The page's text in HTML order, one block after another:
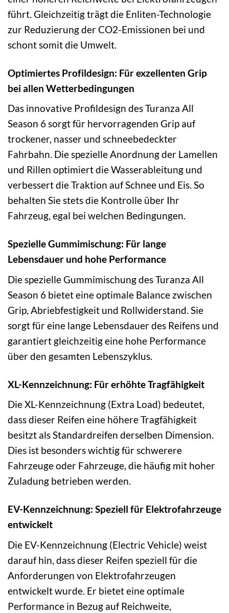
führt. Gleichzeitig trägt die Enliten-Technologie
zur Reduzierung der CO2-Emissionen bei und
schont somit die Umwelt.
Optimiertes Profildesign: Für exzellenten Grip
bei allen Wetterbedingungen
Das innovative Profildesign des Turanza All
Season 6 sorgt für hervorragenden Grip auf
trockener, nasser und schneebedeckter
Fahrbahn. Die spezielle Anordnung der Lamellen
und Rillen optimiert die Wasserableitung und
verbessert die Traktion auf Schnee und Eis. So
behalten Sie stets die Kontrolle über Ihr
Fahrzeug, egal bei welchen Bedingungen.
Spezielle Gummimischung: Für lange
Lebensdauer und hohe Performance
Die spezielle Gummimischung des Turanza All
Season 6 bietet eine optimale Balance zwischen
Grip, Abriebfestigkeit und Rollwiderstand. Sie
sorgt für eine lange Lebensdauer des Reifens und
garantiert gleichzeitig eine hohe Performance
über den gesamten Lebenszyklus.
XL-Kennzeichnung: Für erhöhte Tragfähigkeit
Die XL-Kennzeichnung (Extra Load) bedeutet,
dass dieser Reifen eine höhere Tragfähigkeit
besitzt als Standardreifen derselben Dimension.
Dies ist besonders wichtig für schwerere
Fahrzeuge oder Fahrzeuge, die häufig mit hoher
Zuladung betrieben werden.
EV-Kennzeichnung: Speziell für Elektrofahrzeuge
entwickelt
Die EV-Kennzeichnung (Electric Vehicle) weist
darauf hin, dass dieser Reifen speziell für die
Anforderungen von Elektrofahrzeugen
entwickelt wurde. Er bietet eine optimale
Performance in Bezug auf Reichweite,